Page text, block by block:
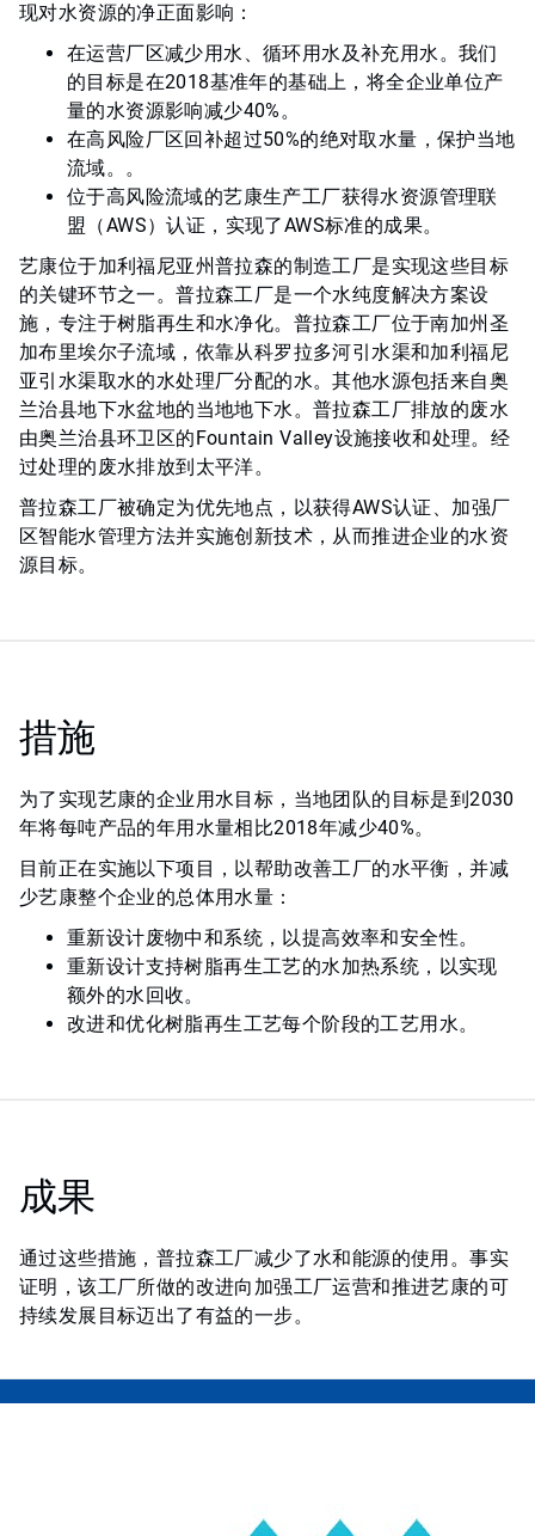
现对水资源的净正面影响：
在运营厂区减少用水、循环用水及补充用水。我们
的目标是在2018基准年的基础上，将全企业单位产
量的水资源影响减少40%。
在高风险厂区回补超过50%的绝对取水量，保护当地
流域。。
位于高风险流域的艺康生产工厂获得水资源管理联
盟（AWS）认证，实现了AWS标准的成果。
艺康位于加利福尼亚州普拉森的制造工厂是实现这些目标
的关键环节之一。普拉森工厂是一个水纯度解决方案设
施，专注于树脂再生和水净化。普拉森工厂位于南加州圣
加布里埃尔子流域，依靠从科罗拉多河引水渠和加利福尼
亚引水渠取水的水处理厂分配的水。其他水源包括来自奥
兰治县地下水盆地的当地地下水。普拉森工厂排放的废水
由奥兰治县环卫区的Fountain Valley设施接收和处理。经
过处理的废水排放到太平洋。
普拉森工厂被确定为优先地点，以获得AWS认证、加强厂
区智能水管理方法并实施创新技术，从而推进企业的水资
源目标。
措施
为了实现艺康的企业用水目标，当地团队的目标是到2030
年将每吨产品的年用水量相比2018年减少40%。
目前正在实施以下项目，以帮助改善工厂的水平衡，并减
少艺康整个企业的总体用水量：
重新设计废物中和系统，以提高效率和安全性。
重新设计支持树脂再生工艺的水加热系统，以实现
额外的水回收。
改进和优化树脂再生工艺每个阶段的工艺用水。
成果
通过这些措施，普拉森工厂减少了水和能源的使用。事实
证明，该工厂所做的改进向加强工厂运营和推进艺康的可
持续发展目标迈出了有益的一步。